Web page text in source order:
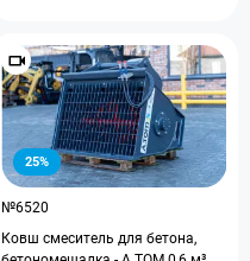
25%
№6520
Ковш смеситель для бетона,